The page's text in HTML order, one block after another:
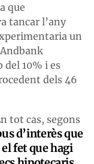
que
tancar l’any
un
10% i es
dels 46
tot cas, segons
d’interès que
fet que hagi